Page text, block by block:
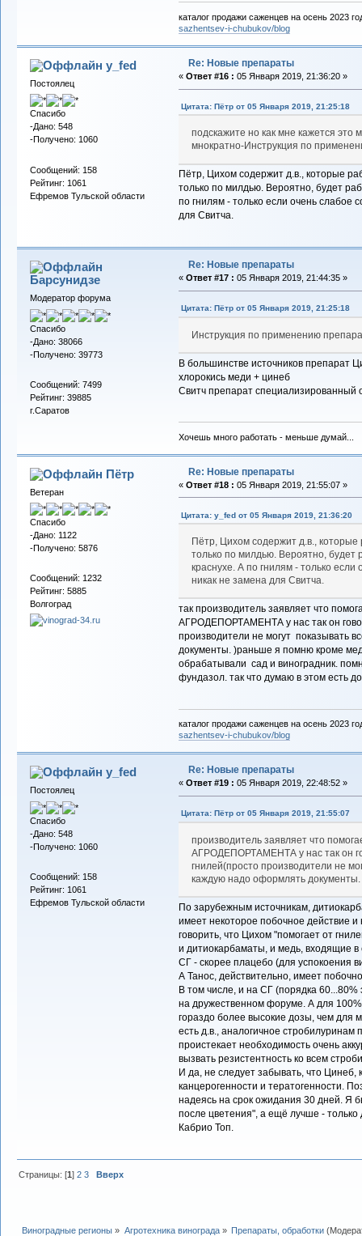
каталог продажи саженцев на осень 2023
sazhentsev-i-chubukov/blog
y_fed
Постоялец
Спасибо
-Дано: 548
-Получено: 1060
Сообщений: 158
Рейтинг: 1061
Ефремов Тульской области
Re: Новые препараты
« Ответ #16 : 05 Января 2019, 21:36:20 »
Цитата: Пётр от 05 Января 2019, 21:25:18
подскажите но как мне кажется
мнократно-Инструкция по
Пётр, Цихом содержит д.в., которые
только по милдью. Вероятно, будет
по гнилям - только если очень слабое
для Свитча.
Барсунидзе
Модератор форума
Спасибо
-Дано: 38066
-Получено: 39773
Сообщений: 7499
Рейтинг: 39885
г.Саратов
Re: Новые препараты
« Ответ #17 : 05 Января 2019, 21:44:35 »
Цитата: Пётр от 05 Января 2019, 21:25:18
Инструкция по применению
В большинстве источников препарат
хлорокись меди + цинеб
Свитч препарат специализированный
Хочешь много работать - меньше думай...
Пётр
Ветеран
Спасибо
-Дано: 1122
-Получено: 5876
Сообщений: 1232
Рейтинг: 5885
Волгоград
Re: Новые препараты
« Ответ #18 : 05 Января 2019, 21:55:07 »
Цитата: y_fed от 05 Января 2019, 21:36:20
Пётр, Цихом содержит д.в.,
только по милдью. Вероятно, будет
краснухе. А по гнилям - только
никак не замена для Свитча.
так производитель заявляет что
АГРОДЕПОРТАМЕНТА у нас так он
производители не могут показывать
документы. )раньше я помню кроме
обрабатывали сад и виноградник.
фундазол. так что думаю в этом есть
каталог продажи саженцев на осень 2023
sazhentsev-i-chubukov/blog
y_fed
Постоялец
Спасибо
-Дано: 548
-Получено: 1060
Сообщений: 158
Рейтинг: 1061
Ефремов Тульской области
Re: Новые препараты
« Ответ #19 : 05 Января 2019, 22:48:52 »
Цитата: Пётр от 05 Января 2019, 21:55:07
производитель заявляет что
АГРОДЕПОРТАМЕНТА у нас так он
гнилей(просто производители не
каждую надо оформлять документы.
По зарубежным источникам,
имеет некоторое побочное действие
говорить, что Цихом "помогает от
и дитиокарбаматы, и медь, входящие
СГ - скорее плацебо (для успокоения
А Танос, действительно, имеет
В том числе, и на СГ (порядка
на дружественном форуме. А для
гораздо более высокие дозы, чем для
есть д.в., аналогичное
проистекает необходимость очень
вызвать резистентность ко всем
И да, не следует забывать, что Цинеб,
канцерогенности и тератогенности.
надеясь на срок ожидания 30 дней. Я
после цветения", а ещё лучше -
Кабрио Топ.
Страницы: [1]2 3 Вверх
Виноградные регионы » Агротехника винограда» Препараты, обработки